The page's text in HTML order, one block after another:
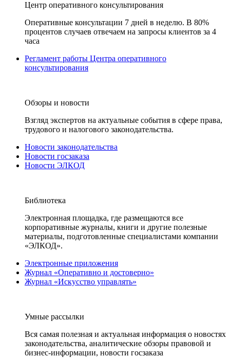
Центр оперативного консультирования
Оперативные консультации 7 дней в неделю. В 80%
процентов случаев отвечаем на запросы клиентов за 4
часа
Регламент работы Центра оперативного
консультирования
Обзоры и новости
Взгляд экспертов на актуальные события в сфере права,
трудового и налогового законодательства.
Новости законодательства
Новости госзаказа
Новости ЭЛКОД
Библиотека
Электронная площадка, где размещаются все
корпоративные журналы, книги и другие полезные
материалы, подготовленные специалистами компании
«ЭЛКОД».
Электронные приложения
Журнал «Оперативно и достоверно»
Журнал «Искусство управлять»
Умные рассылки
Вся самая полезная и актуальная информация о новостях
законодательства, аналитические обзоры правовой и
бизнес-информации, новости госзаказа